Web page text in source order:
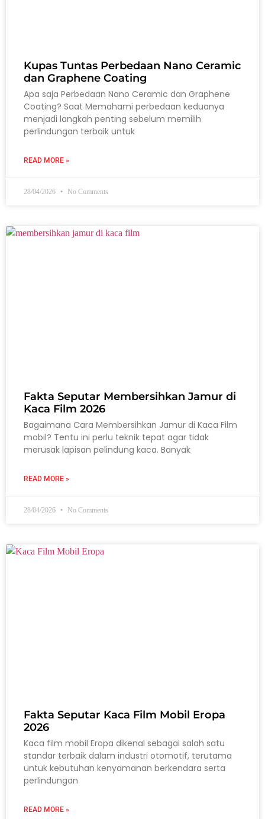
Kupas Tuntas Perbedaan Nano Ceramic
dan Graphene Coating
Apa saja Perbedaan Nano Ceramic dan Graphene
Coating? Saat Memahami perbedaan keduanya
menjadi langkah penting sebelum memilih
perlindungan terbaik untuk
READ MORE »
28/04/2026 No Comments
Fakta Seputar Membersihkan Jamur di
Kaca Film 2026
Bagaimana Cara Membersihkan Jamur di Kaca Film
mobil? Tentu ini perlu teknik tepat agar tidak
merusak lapisan pelindung kaca. Banyak
READ MORE »
28/04/2026 No Comments
Fakta Seputar Kaca Film Mobil Eropa
2026
Kaca film mobil Eropa dikenal sebagai salah satu
standar terbaik dalam industri otomotif, terutama
untuk kebutuhan kenyamanan berkendara serta
perlindungan
READ MORE »